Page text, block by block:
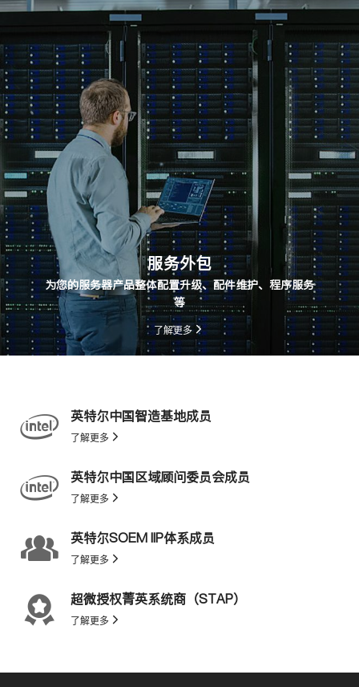
服务外包
为您的服务器产品整体配置升级、配件维护、程序服务
等
了解更多
英特尔中国智造基地成员
了解更多
英特尔中国区域顾问委员会成员
了解更多
英特尔SOEM IIP体系成员
了解更多
超微授权菁英系统商（STAP）
了解更多